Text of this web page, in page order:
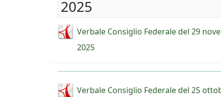
2025
Verbale Consiglio Federale del 29
2025
Verbale Consiglio Federale del 25